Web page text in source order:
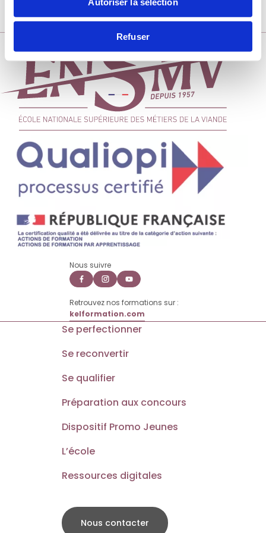
Refuser
Nous suivre
Retrouvez nos formations sur :
kelformation.com
Se perfectionner
Se reconvertir
Se qualifier
Préparation aux concours
Dispositif Promo Jeunes
L’école
Ressources digitales
Nous contacter